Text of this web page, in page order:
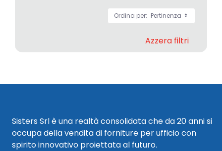
Ordina per: Pertinenza
Azzera filtri
Sisters Srl è una realtà consolidata che da 20 anni si
occupa della vendita di forniture per ufficio con
spirito innovativo proiettata al futuro.